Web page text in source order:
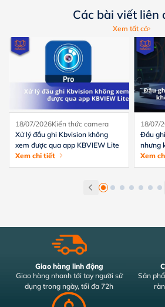
Các bài viết liên
Xem tất cả
18/07/2026Kiến thức camera
Xử lý đầu ghi Kbvision không
xem được qua app KBVIEW Lite
Xem chi tiết
18/07/
Đầu
nhưng
thay
Xem
Giao hàng linh động
Giao hàng nhanh tới tay người sử
dụng trong ngày, tối đa 72h
Sản